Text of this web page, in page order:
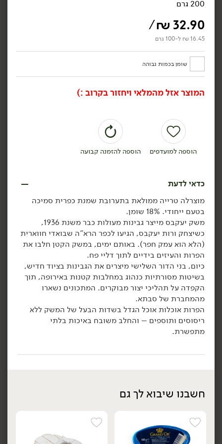
גבינת שָׂרַי 25%
'משק שוורץ'
21.45 ₪ ל-100 גרם
הוספה לסל
יח׳
'משק שוורץ'
21.45 ₪ ל-100 גרם
יח׳
42.90
₪/ יח׳
גבינת קממבר חרמון אגוזים
19% - 'משק שוורץ'
200 גרם
21.45 ₪ ל-100 גרם
הוספה לסל
42.90
₪/ יח׳
גבינת קממבר עם אוכמניות
כחולות 'יהונתן' 19% -
200 גרם
21.45 ₪ ל-100 גרם
200 גרם
21.45 ₪ ל-100 גרם 200 גרם
200 גרם
32.90
₪
/
16.45 ₪ ל-100 גרם
שומן בכמות גבוהה
המוצר אזל מהמלאי ויחזור בקרוב :)
הוספה למועדפים הוספה להזמנה קבועה
כדאי לדעת
מוצרלה טרייה ממולאת בתערובת שמנת כפרית סמיכה
בטעם ייחודי. 18% שומן.
משק יעקבס מייצר גבינות מעולות כבר משנת 1936,
כשיצחק ורות יעקבס, הגיעו לכפר הרא"ה שבואדי חווארית
(הלא הוא עמק חפר). באותם ימים, במשק הקטן חלבו את
הפרות והעיזים בידיים לתוך דליי פח.
כיום, בני הדור השלישי מיצרים את הגבינות בציוד חדיש,
בשיטות מסורתיות כנהוג במחלבות קטנות באירופה, תוך
הקפדה על תהליכי יצור מבוקרים. המתכונים נשארו
מהמחברת של סבתא.
הפרות אוכלות אוכל הגדל בשדות הבעל של המשק ללא
ריסוסים ותוספים – והחלב משובח באיכות בלתי
מתפשרת.
חשבנו שיבוא לך גם